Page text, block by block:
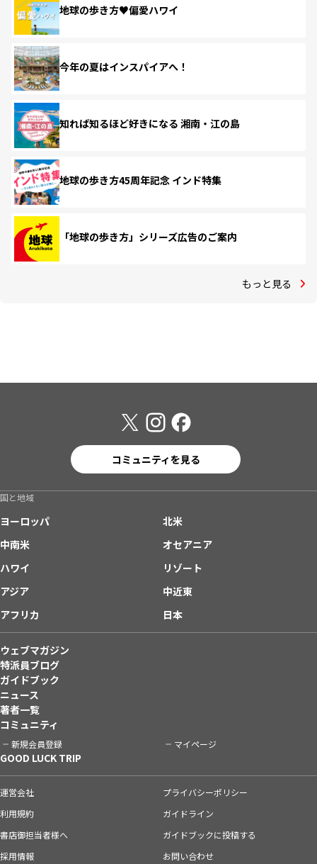
地球の歩き方♥偏愛ハワイ
今年の夏はインスパイアへ！
知れば知るほど好きになる 湘南・江の島
地球の歩き方45周年記念 インド特集
「地球の歩き方」シリーズ広告のご案内
もっと見る
コミュニティを見る
国と地域
ヨーロッパ
北米
中南米
オセアニア
ハワイ
リゾート
アジア
中近東
アフリカ
日本
ウェブマガジン
特派員ブログ
ガイドブック
ニュース
著者一覧
コミュニティ
新規会員登録 マイページ
GOOD LUCK TRIP
運営会社
プライバシーポリシー
利用規約
ガイドライン
書店御担当者様へ
ガイドブックに投稿する
採用情報
お問い合わせ